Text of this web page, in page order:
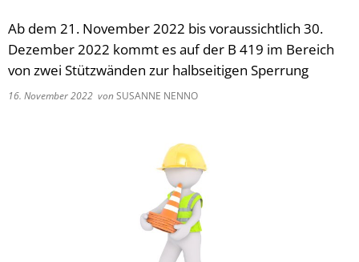
Ab dem 21. November 2022 bis voraussichtlich 30.
Dezember 2022 kommt es auf der B 419 im Bereich
von zwei Stützwänden zur halbseitigen Sperrung
16. November 2022 vonSUSANNE NENNO